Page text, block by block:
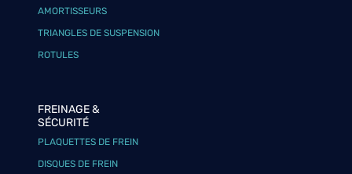
AMORTISSEURS
TRIANGLES DE SUSPENSION
ROTULES
FREINAGE &
SÉCURITÉ
PLAQUETTES DE FREIN
DISQUES DE FREIN